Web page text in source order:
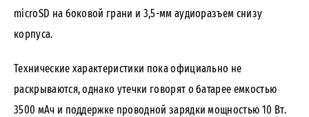
microSD на боковой грани и 3,5-мм аудиоразъем снизу
корпуса.
Технические характеристики пока официально не
раскрываются, однако утечки говорят о батарее емкостью
3500 мАч и поддержке проводной зарядки мощностью 10 Вт.